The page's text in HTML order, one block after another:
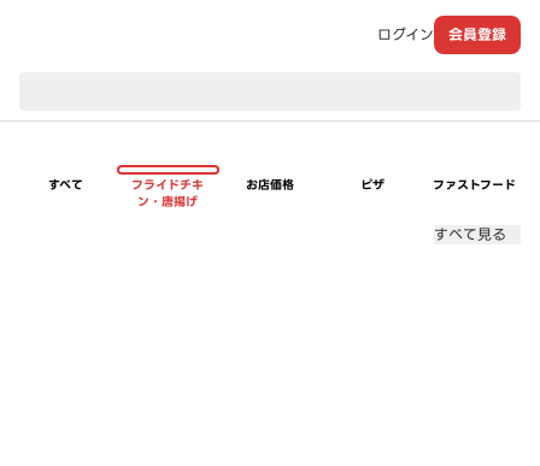
ログイン 会員登録
すべて
フライドチキ
ン・唐揚げ
お店価格 ピザ ファストフード
すべて見る